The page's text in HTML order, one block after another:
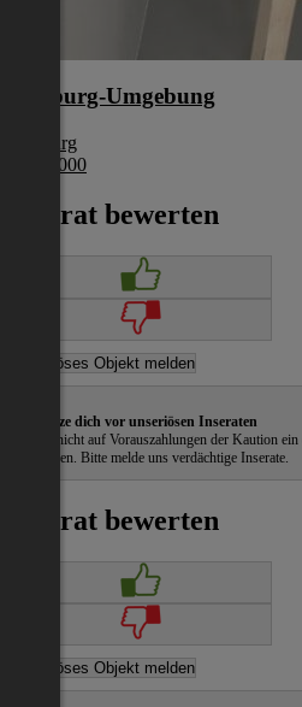
Salzburg-Umgebung
Salzburg
€ 635 000
Inserat bewerten
Schütze dich vor unseriösen Inseraten
Gehe nicht auf Vorauszahlungen der Kaution
zu haben. Bitte melde uns verdächtige Inserate.
Inserat bewerten